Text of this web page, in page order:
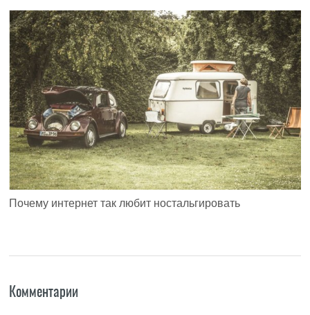
Почему интернет так любит ностальгировать
Комментарии